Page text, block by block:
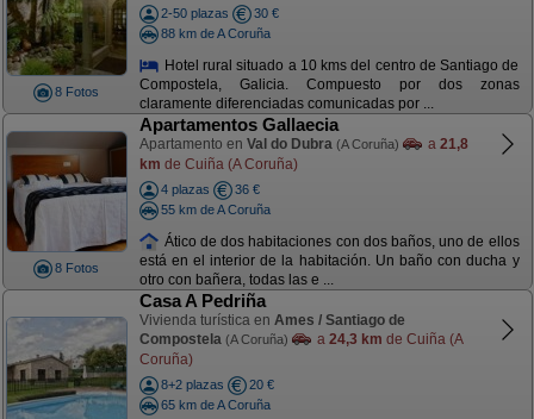
8 Fotos
2-50 plazas
30 €
88 km de A Coruña
Hotel rural situado a 10 kms del centro de Santiago de
Compostela, Galicia. Compuesto por dos zonas
claramente diferenciadas comunicadas por ...
8 Fotos
Apartamentos Gallaecia
Apartamento en Val do Dubra (A Coruña) a 21,8
km de Cuiña (A Coruña)
4 plazas
36 €
55 km de A Coruña
Ático de dos habitaciones con dos baños, uno de ellos
está en el interior de la habitación. Un baño con ducha y
otro con bañera, todas las e ...
Casa A Pedriña
Vivienda turística en Ames / Santiago de
Compostela (A Coruña) a 24,3 km de Cuiña (A
Coruña)
8+2 plazas
20 €
65 km de A Coruña